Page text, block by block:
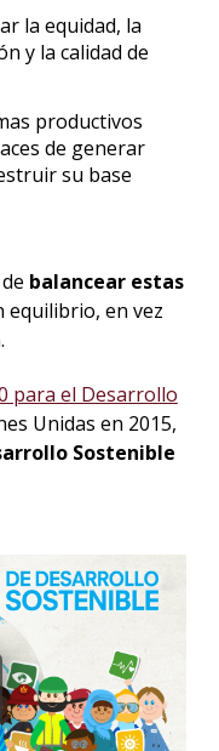
la equidad, la
y la calidad de
productivos
de generar
su base
balancear estas
equilibrio, en vez
para el Desarrollo
Unidas en 2015,
Sostenible